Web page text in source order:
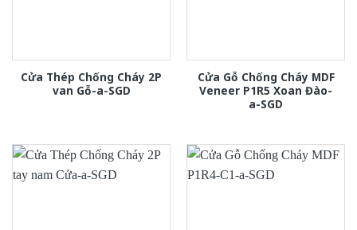
Cửa Thép Chống Cháy 2P
van Gỗ-a-SGD
Cửa Gỗ Chống Cháy MDF
Veneer P1R5 Xoan Đào-
a-SGD